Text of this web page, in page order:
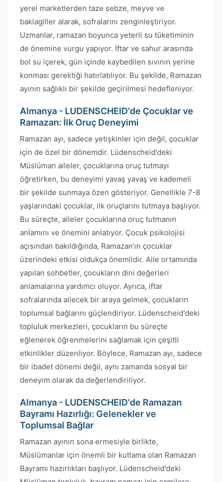
yerel marketlerden taze sebze, meyve ve
baklagiller alarak, sofralarını zenginleştiriyor.
Uzmanlar, ramazan boyunca yeterli su tüketiminin
de önemine vurgu yapıyor. İftar ve sahur arasında
bol su içerek, gün içinde kaybedilen sıvının yerine
konması gerektiği hatırlatılıyor. Bu şekilde, Ramazan
ayının sağlıklı bir şekilde geçirilmesi hedefleniyor.
Almanya - LUDENSCHEID'de Çocuklar ve
Ramazan: İlk Oruç Deneyimi
Ramazan ayı, sadece yetişkinler için değil, çocuklar
için de özel bir dönemdir. Lüdenscheid'deki
Müslüman aileler, çocuklarına oruç tutmayı
öğretirken, bu deneyimi yavaş yavaş ve kademeli
bir şekilde sunmaya özen gösteriyor. Genellikle 7-8
yaşlarındaki çocuklar, ilk oruçlarını tutmaya başlıyor.
Bu süreçte, aileler çocuklarına oruç tutmanın
anlamını ve önemini anlatıyor. Çocuk psikolojisi
açısından bakıldığında, Ramazan'ın çocuklar
üzerindeki etkisi oldukça önemlidir. Aile ortamında
yapılan sohbetler, çocukların dini değerleri
anlamalarına yardımcı oluyor. Ayrıca, iftar
sofralarında ailecek bir araya gelmek, çocukların
toplumsal bağlarını güçlendiriyor. Lüdenscheid'deki
topluluk merkezleri, çocukların bu süreçte
eğlenerek öğrenmelerini sağlamak için çeşitli
etkinlikler düzenliyor. Böylece, Ramazan ayı, sadece
bir ibadet dönemi değil, aynı zamanda sosyal bir
deneyim olarak da değerlendiriliyor.
Almanya - LUDENSCHEID'de Ramazan
Bayramı Hazırlığı: Gelenekler ve
Toplumsal Bağlar
Ramazan ayının sona ermesiyle birlikte,
Müslümanlar için önemli bir kutlama olan Ramazan
Bayramı hazırlıkları başlıyor. Lüdenscheid'deki